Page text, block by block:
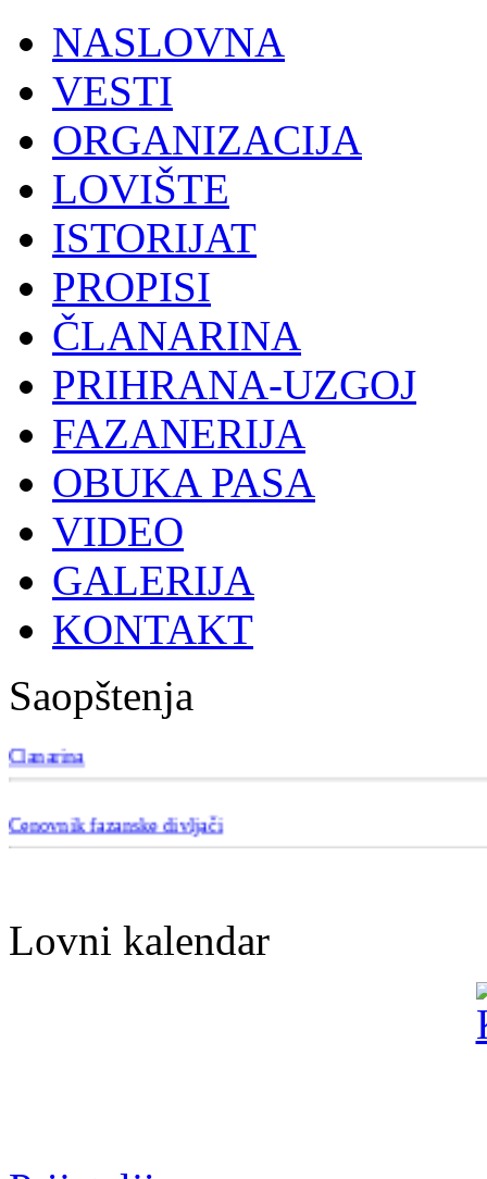
NASLOVNA
VESTI
ORGANIZACIJA
LOVIŠTE
ISTORIJAT
PROPISI
ČLANARINA
PRIHRANA-UZGOJ
FAZANERIJA
OBUKA PASA
VIDEO
GALERIJA
KONTAKT
Saopštenja
Članarina
Cenovnik fazanske divljači
Lovni kalendar